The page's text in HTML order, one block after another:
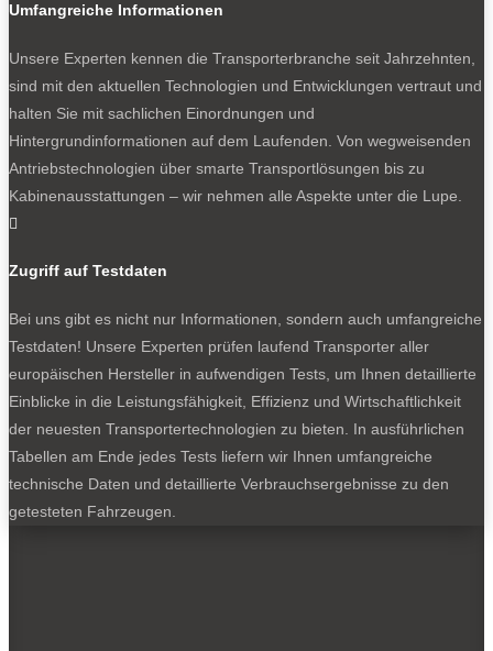
Umfangreiche Informationen
Unsere Experten kennen die Transporterbranche seit Jahrzehnten,
sind mit den aktuellen Technologien und Entwicklungen vertraut und
halten Sie mit sachlichen Einordnungen und
Hintergrundinformationen auf dem Laufenden. Von wegweisenden
Antriebstechnologien über smarte Transportlösungen bis zu
Kabinenausstattungen – wir nehmen alle Aspekte unter die Lupe.

Zugriff auf Testdaten
Bei uns gibt es nicht nur Informationen, sondern auch umfangreiche
Testdaten! Unsere Experten prüfen laufend Transporter aller
europäischen Hersteller in aufwendigen Tests, um Ihnen detaillierte
Einblicke in die Leistungsfähigkeit, Effizienz und Wirtschaftlichkeit
der neuesten Transportertechnologien zu bieten. In ausführlichen
Tabellen am Ende jedes Tests liefern wir Ihnen umfangreiche
technische Daten und detaillierte Verbrauchsergebnisse zu den
getesteten Fahrzeugen.